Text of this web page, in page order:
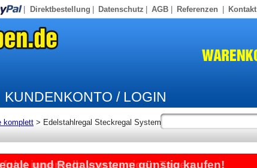
Direktbestellung Datenschutz AGB Referenzen Kontakt
KUNDENKONTO / LOGIN
komplett > Edelstahlregal Steckregal System
und Regalsysteme günstig kaufen!
innerhalb von wenigen Tagen